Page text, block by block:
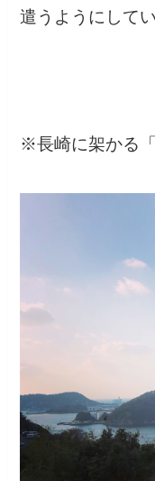
遣うようにしてい
※長崎に架かる「